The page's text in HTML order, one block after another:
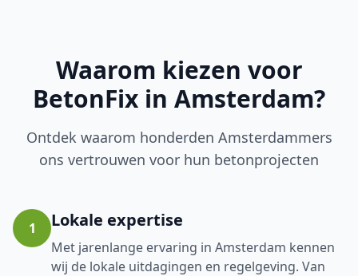
Waarom kiezen voor
BetonFix in Amsterdam?
Ontdek waarom honderden Amsterdammers
ons vertrouwen voor hun betonprojecten
1 Lokale expertise
Met jarenlange ervaring in Amsterdam kennen
wij de lokale uitdagingen en regelgeving. Van